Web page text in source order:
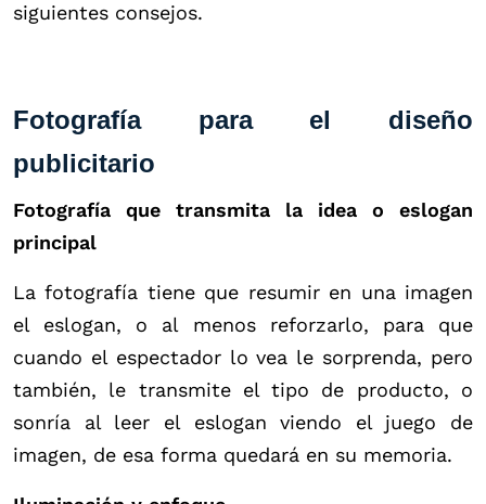
siguientes consejos.
Fotografía para el diseño
publicitario
Fotografía que transmita la idea o eslogan
principal
La fotografía tiene que resumir en una imagen
el eslogan, o al menos reforzarlo, para que
cuando el espectador lo vea le sorprenda, pero
también, le transmite el tipo de producto, o
sonría al leer el eslogan viendo el juego de
imagen, de esa forma quedará en su memoria.